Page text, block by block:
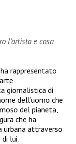
l’artista e cosa
ha rappresentato
giornalistica di
dell’uomo che
del pianeta,
che ha
attraverso
di lui.